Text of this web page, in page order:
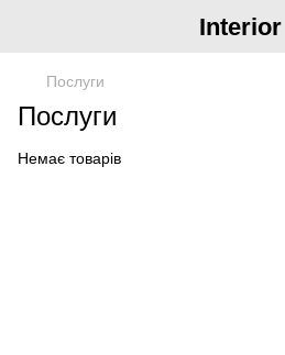
Interior
Послуги
Послуги
Немає товарів